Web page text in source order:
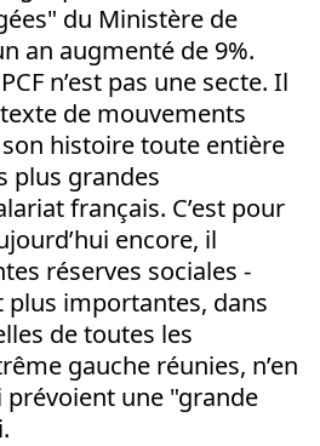
du Ministère de
an augmenté de 9%.
n’est pas une secte. Il
de mouvements
histoire toute entière
plus grandes
français. C’est pour
encore, il
réserves sociales -
importantes, dans
de toutes les
gauche réunies, n’en
prévoient une "grande